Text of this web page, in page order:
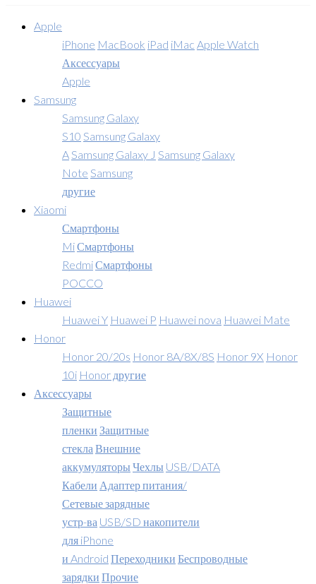
Apple
iPhone MacBook iPad iMac Apple Watch
Аксессуары
Apple
Samsung
Samsung Galaxy
S10 Samsung Galaxy
A Samsung Galaxy J Samsung Galaxy
Note Samsung
другие
Xiaomi
Смартфоны
MiСмартфоны
RedmiСмартфоны
POCCO
Huawei
Huawei Y Huawei P Huawei nova Huawei Mate
Honor
Honor 20/20s Honor 8A/8X/8S Honor 9X Honor
10i Honor другие
Аксессуары
Защитные
пленки Защитные
стекла Внешние
аккумуляторы Чехлы USB/DATA
Кабели Адаптер питания/
Сетевые зарядные
устр-ва USB/SD накопители
для iPhone
и Android Переходники Беспроводные
зарядки Прочие